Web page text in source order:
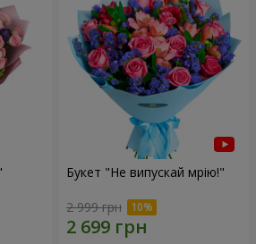
Букет "Не випускай мрію!"
2 999 грн